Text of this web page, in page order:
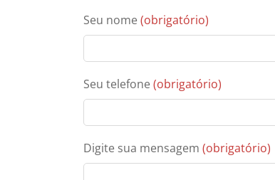
Seu nome (obrigatório)
Seu telefone (obrigatório)
Digite sua mensagem (obrigatório)